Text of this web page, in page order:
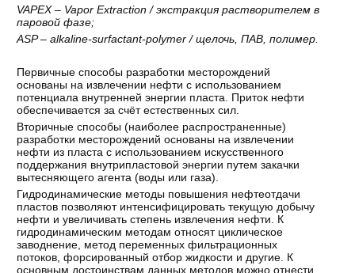
VAPEX – Vapor Extraction / экстракция растворителем в
паровой фазе;
ASP – alkaline-surfactant-polymer /щелочь ,ПАВ ,полимер
Первичные способы разработки месторождений
основаны на извлечении нефти с использованием
потенциала внутренней энергии пласта. Приток нефти
обеспечивается за счёт естественных сил.
Вторичные способы (наиболее распространенные)
разработки месторождений основаны на извлечении
нефти из пласта с использованием искусственного
поддержания внутрипластовой энергии путем закачки
вытесняющего агента (воды или газа).
Гидродинамические методы повышения нефтеотдачи
пластов позволяют интенсифицировать текущую добычу
нефти и увеличивать степень извлечения нефти. К
гидродинамическим методам относят циклическое
заводнение, метод переменных фильтрационных
потоков, форсированный отбор жидкости и другие. К
основным достоинствам данных методов можно отнести